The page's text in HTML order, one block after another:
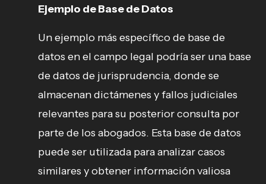
Ejemplo de Base de Datos
Un ejemplo más específico de base de
datos en el campo legal podría ser una base
de datos de jurisprudencia, donde se
almacenan dictámenes y fallos judiciales
relevantes para su posterior consulta por
parte de los abogados. Esta base de datos
puede ser utilizada para analizar casos
similares y obtener información valiosa